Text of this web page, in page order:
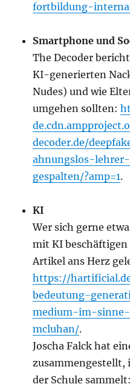
fortbildung-
Smartphone und
The Decoder
KI-generierten
Nudes) und wie
umgehen sollten:
decoder.de/
ahnungslos-
gespalten/?amp=1.
KI
Wer sich gerne
mit KI beschäftigen
Artikel ans Herz
https://
bedeutung-
medium-im-
mcluhan/.
Joscha Falck hat
zusammengestellt,
der Schule sammelt: